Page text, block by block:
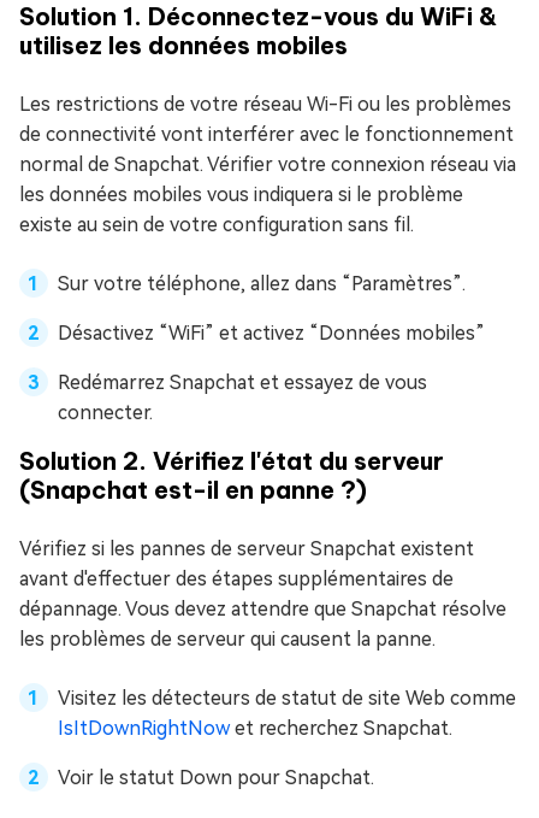
Solution 1. Déconnectez-vous du WiFi &
utilisez les données mobiles
Les restrictions de votre réseau Wi-Fi ou les problèmes
de connectivité vont interférer avec le fonctionnement
normal de Snapchat. Vérifier votre connexion réseau via
les données mobiles vous indiquera si le problème
existe au sein de votre configuration sans fil.
Sur votre téléphone, allez dans “Paramètres”.
Désactivez “WiFi” et activez “Données mobiles”
Redémarrez Snapchat et essayez de vous
connecter.
Solution 2. Vérifiez l'état du serveur
(Snapchat est-il en panne ?)
Vérifiez si les pannes de serveur Snapchat existent
avant d'effectuer des étapes supplémentaires de
dépannage. Vous devez attendre que Snapchat résolve
les problèmes de serveur qui causent la panne.
Visitez les détecteurs de statut de site Web comme
IsItDownRightNowet recherchez Snapchat.
Voir le statut Down pour Snapchat.